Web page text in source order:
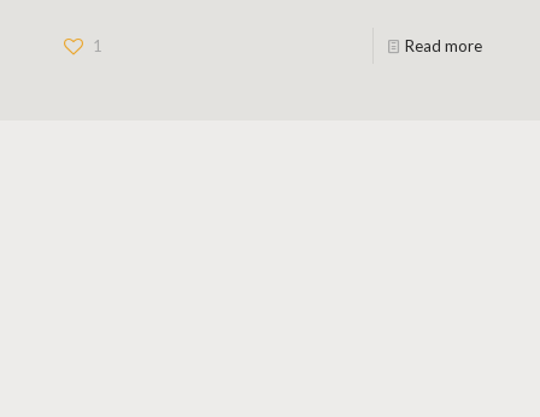
1 Read more